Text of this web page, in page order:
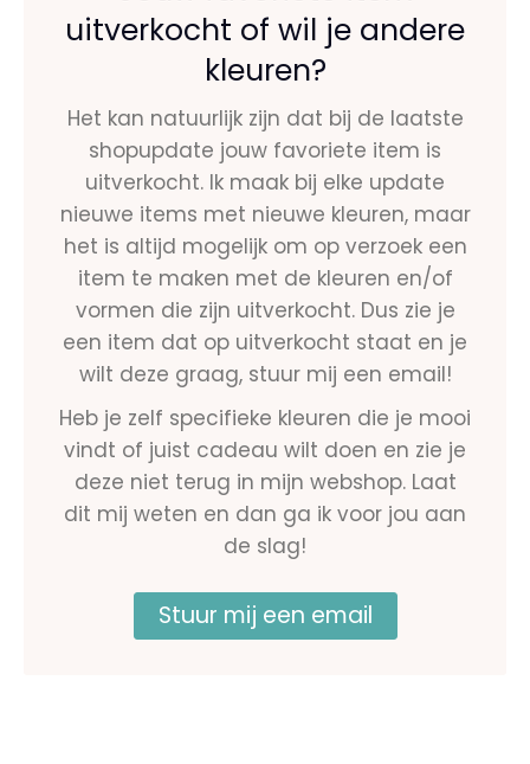
uitverkocht of wil je andere
kleuren?
Het kan natuurlijk zijn dat bij de laatste
shopupdate jouw favoriete item is
uitverkocht. Ik maak bij elke update
nieuwe items met nieuwe kleuren, maar
het is altijd mogelijk om op verzoek een
item te maken met de kleuren en/of
vormen die zijn uitverkocht. Dus zie je
een item dat op uitverkocht staat en je
wilt deze graag, stuur mij een email!
Heb je zelf specifieke kleuren die je mooi
vindt of juist cadeau wilt doen en zie je
deze niet terug in mijn webshop. Laat
dit mij weten en dan ga ik voor jou aan
de slag!
Stuur mij een email